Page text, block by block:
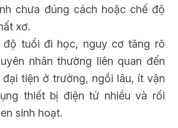
chưa đúng cách hoặc chế độ
xơ.
độ tuổi đi học, nguy cơ tăng rõ
nhân thường liên quan đến
tiện ở trường, ngồi lâu, ít vận
thiết bị điện tử nhiều và rối
sinh hoạt.